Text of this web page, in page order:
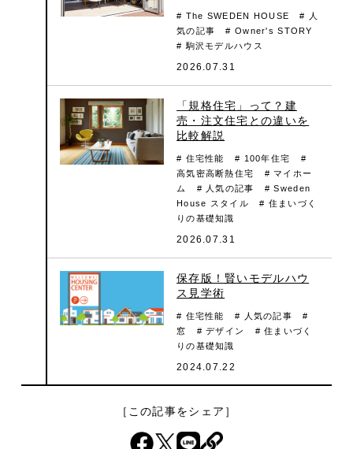
# The SWEDEN HOUSE
# 人
気の記事
# Owner's STORY
# 駒沢モデルハウス
2026.07.31
「規格住宅」って？建
売・注文住宅との違いを
比較解説
# 住宅性能 # 100年住宅
#
高気密高断熱住宅
# マイホー
ム
# 人気の記事
# Sweden
House スタイル
# 住まいづく
りの基礎知識
2026.07.31
保存版！賢いモデルハウ
ス見学術
# 住宅性能 # 人気の記事
#
窓
# デザイン
# 住まいづく
りの基礎知識
2024.07.22
［この記事をシェア］